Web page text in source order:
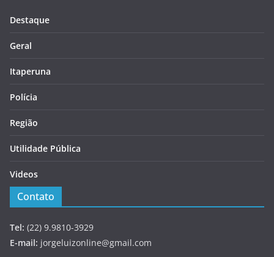
Destaque
Geral
Itaperuna
Polícia
Região
Utilidade Pública
Videos
Contato
Tel: (22) 9.9810-3929
E-mail: jorgeluizonline@gmail.com